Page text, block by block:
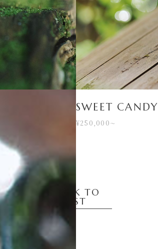
SWEET CANDY
¥250,000 〜
BACK TO
LIST